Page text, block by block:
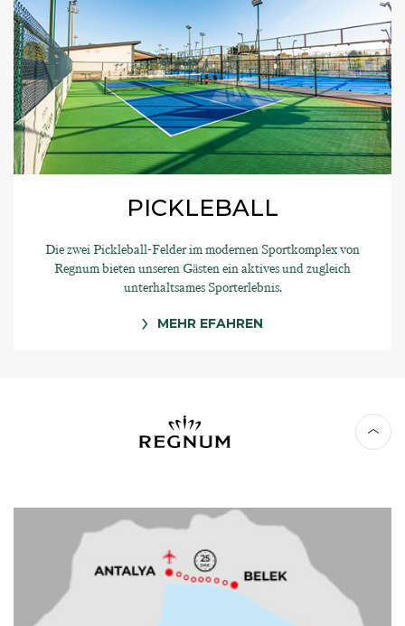
PICKLEBALL
Die zwei Pickleball-Felder im modernen Sportkomplex von
Regnum bieten unseren Gästen ein aktives und zugleich
unterhaltsames Sporterlebnis.
MEHR EFAHREN